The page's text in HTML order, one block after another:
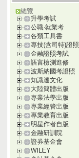
總覽
升學考試
公職‧就業考
各類工具書
專技(含司特)證照
金融證照考試
語言檢測進修
波斯納國考證照
知識達文化
大陸簡體出版
專業法學出版
專業經管出版
專業教育出版
明星作者自版
金融研訓院
證券基金會
WILEY